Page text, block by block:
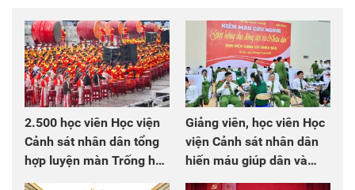
2.500 học viên Học viện
Cảnh sát nhân dân tổng
hợp luyện màn Trống hội
Giảng viên, học viên Học
viện Cảnh sát nhân dân
hiến máu giúp dân và